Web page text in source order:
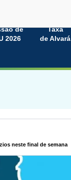
de
2026
Taxa
de Alvará
neste final de semana